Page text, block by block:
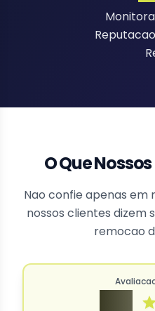
O Que
Nao confie apenas em
nossos clientes dizem
remocao